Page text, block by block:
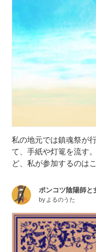
私の地元では鎮魂祭が
て、手紙や灯篭を流す
ど、私が参加するのは
ポンコツ陰陽師
by よるのうた